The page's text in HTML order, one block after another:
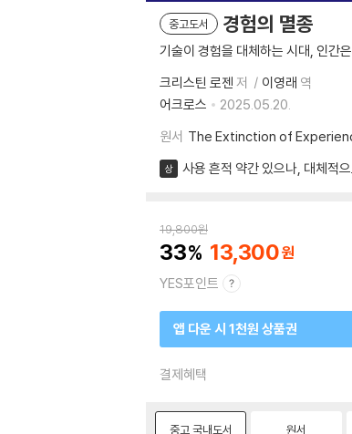
중고도서 경험의 멸종
기술이 경험을 대체하는 시대, 인간
크리스틴 로젠 저 이영래 역
어크로스
2025.05.20.
원서 The Extinction of
상 사용 흔적 약간 있으나, 대체적
19,800원
33 13,300
YES포인트
앱 다운 시 1천원 상품권
결제혜택
중고 국내도서 원서